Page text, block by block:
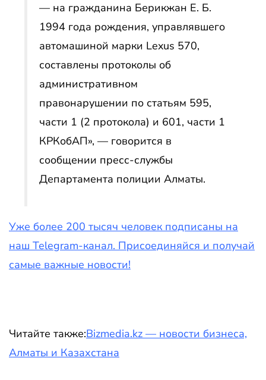
— на гражданина Берикжан Е. Б.
1994 года рождения, управлявшего
автомашиной марки Lexus 570,
составлены протоколы об
административном
правонарушении по статьям 595,
части 1 (2 протокола) и 601, части 1
КРКобАП», — говорится в
сообщении пресс-службы
Департамента полиции Алматы.
Уже более 200 тысяч человек подписаны на
наш Telegram-канал. Присоединяйся и получай
самые важные новости!
Читайте также:Bizmedia.kz — новости бизнеса,
Алматы и Казахстана